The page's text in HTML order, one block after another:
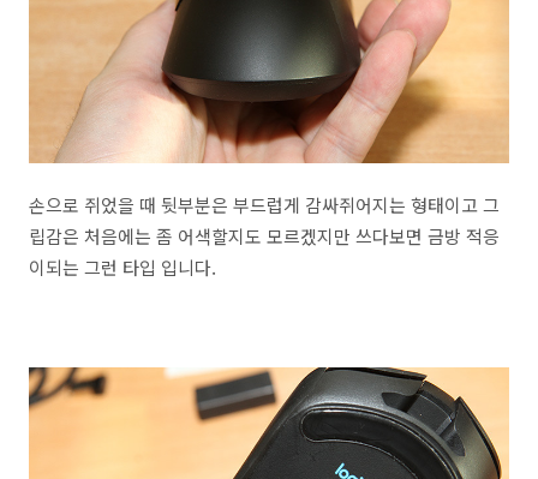
손으로 쥐었을 때 뒷부분은 부드럽게 감싸쥐어지는 형태이고 그
립감은 처음에는 좀 어색할지도 모르겠지만 쓰다보면 금방 적응
이되는 그런 타입 입니다.